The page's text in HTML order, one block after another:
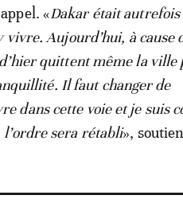
«Dakar était autrefois
Aujourd’hui, à cause
quittent même la ville
Il faut changer de
dans cette voie et je suis
l’ordre sera rétabli»,